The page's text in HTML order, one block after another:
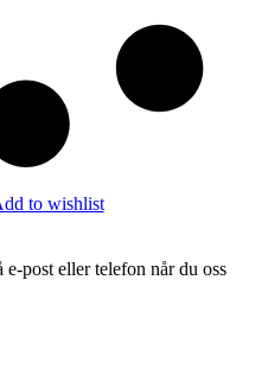
to wishlist
post eller telefon når du oss